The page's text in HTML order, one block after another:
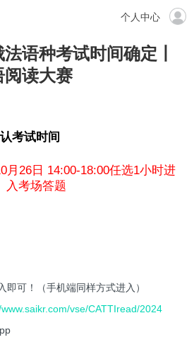
个人中心
法语种考试时间确定丨
阅读大赛
考试时间
月26日 14:00-18:00任选1小时进
入考场答题
即可！（手机端同样方式进入）
vse/CATTIread/2024